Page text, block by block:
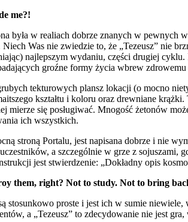
me?!
była w realiach dobrze znanych w pewnych
Was nie zwiedzie to, że „Tezeusz” nie
najlepszym wydaniu, części drugiej
groźne formy życia wbrew zdrowemu
tekturowych plansz lokacji (o mocno
kształtu i koloru oraz drewniane
mierze się posługiwać. Mnogość żetonów
ich wszystkich.
stroną Portalu, jest napisana dobrze i nie
a szczególnie w grze z
jest stwierdzenie: „Dokładny opis
them, right? Not to study. Not to bring
stosunkowo proste i jest ich w sumie
a „Tezeusz” to zdecydowanie nie jest